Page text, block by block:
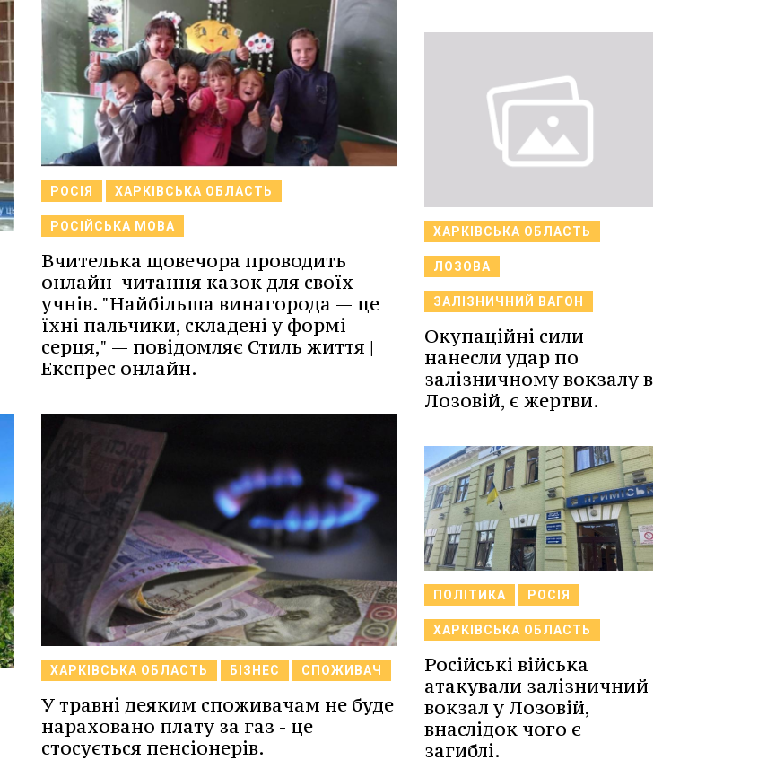
РОСІЯ ХАРКІВСЬКА ОБЛАСТЬ
РОСІЙСЬКА МОВА
Вчителька щовечора проводить
онлайн-читання казок для своїх
учнів. "Найбільша винагорода — це
їхні пальчики, складені у формі
серця," — повідомляє Стиль життя |
Експрес онлайн.
ХАРКІВСЬКА ОБЛАСТЬ БІЗНЕС СПОЖИВАЧ
У травні деяким споживачам не буде
нараховано плату за газ - це
стосується пенсіонерів.
ХАРКІВСЬКА ОБЛАСТЬ
ЛОЗОВА
ЗАЛІЗНИЧНИЙ ВАГОН
Окупаційні сили
нанесли удар по
залізничному вокзалу в
Лозовій, є жертви.
ПОЛІТИКА РОСІЯ
ХАРКІВСЬКА ОБЛАСТЬ
Російські війська
атакували залізничний
вокзал у Лозовій,
внаслідок чого є
загиблі.